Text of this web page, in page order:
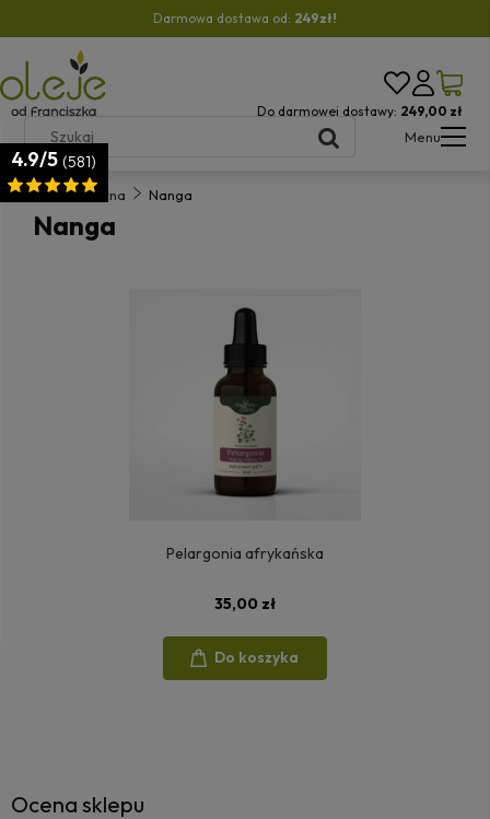
Darmowa dostawa od: 249zł!
Do darmowej dostawy: 249,00 zł
Menu
Strona główna Nanga
Nanga
Pelargonia afrykańska
35,00 zł
Do koszyka
Ocena sklepu
4.9/5 (581)